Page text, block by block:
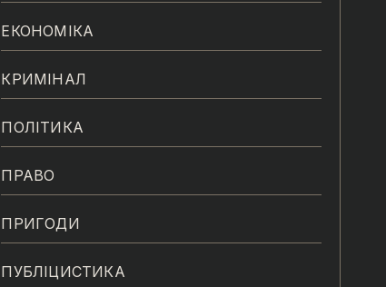
ЕКОНОМІКА
КРИМІНАЛ
ПОЛІТИКА
ПРАВО
ПРИГОДИ
ПУБЛІЦИСТИКА